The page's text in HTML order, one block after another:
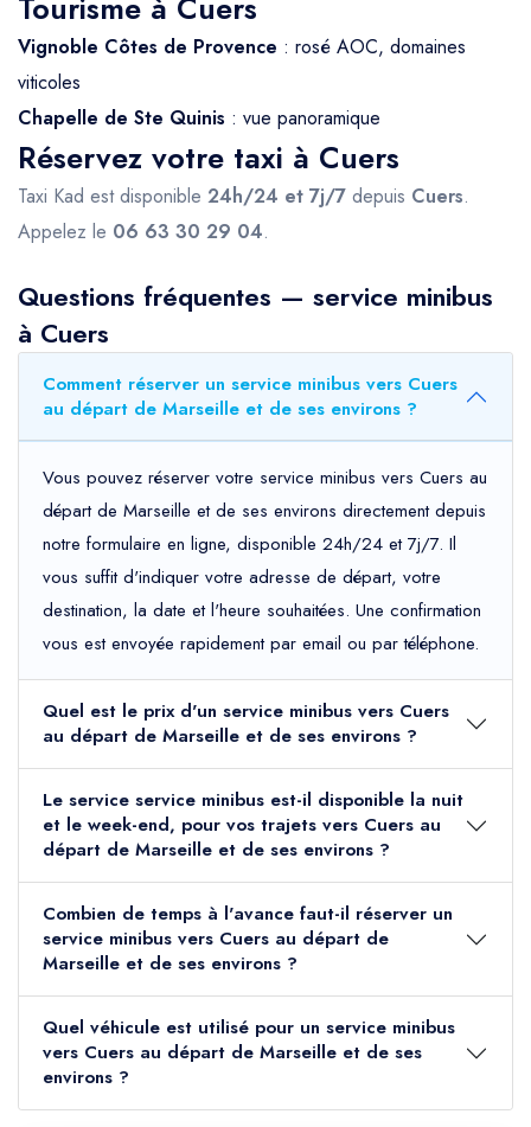
Vignoble Côtes de Provence : rosé AOC, domaines
viticoles
Chapelle de Ste Quinis : vue panoramique
Réservez votre taxi à Cuers
Taxi Kad est disponible 24h/24 et 7j/7 depuis Cuers.
Appelez le 06 63 30 29 04.
Questions fréquentes — service minibus
à Cuers
Comment réserver un service minibus vers Cuers
au départ de Marseille et de ses environs ?
Vous pouvez réserver votre service minibus vers Cuers au
départ de Marseille et de ses environs directement depuis
notre formulaire en ligne, disponible 24h/24 et 7j/7. Il
vous suffit d'indiquer votre adresse de départ, votre
destination, la date et l'heure souhaitées. Une confirmation
vous est envoyée rapidement par email ou par téléphone.
Quel est le prix d'un service minibus vers Cuers
au départ de Marseille et de ses environs ?
Le service service minibus est-il disponible la nuit
et le week-end, pour vos trajets vers Cuers au
départ de Marseille et de ses environs ?
Combien de temps à l'avance faut-il réserver un
service minibus vers Cuers au départ de
Marseille et de ses environs ?
Quel véhicule est utilisé pour un service minibus
vers Cuers au départ de Marseille et de ses
environs ?